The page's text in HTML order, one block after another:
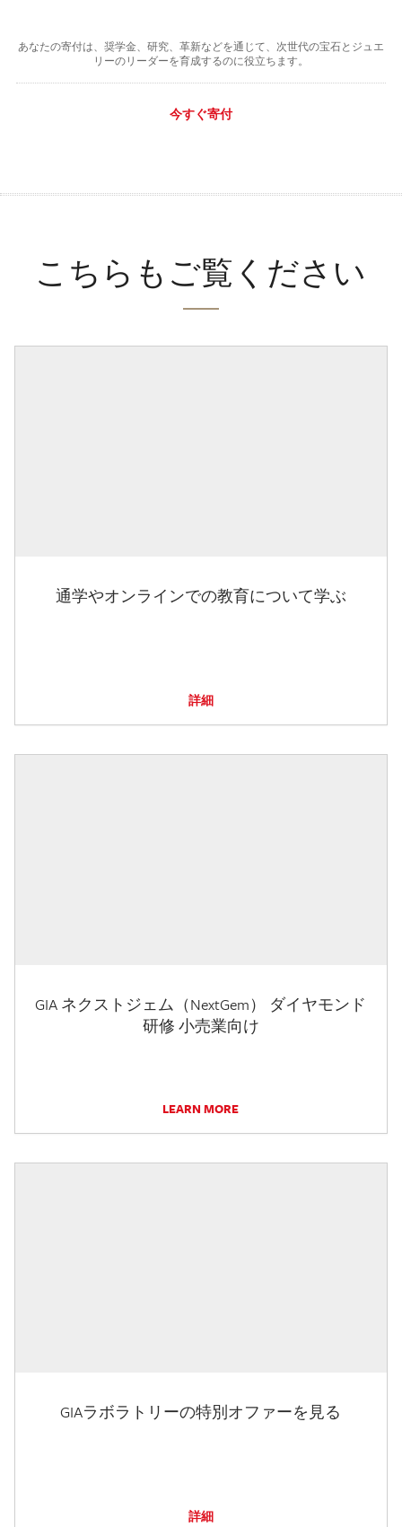
あなたの寄付は、奨学金、研究、革新などを通じて、次世代の宝石とジュエ
リーのリーダーを育成するのに役立ちます。
今すぐ寄付
こちらもご覧ください
通学やオンラインでの教育について学ぶ
詳細
GIA ネクストジェム（NextGem） ダイヤモンド
研修 小売業向け
LEARN MORE
GIAラボラトリーの特別オファーを見る
詳細